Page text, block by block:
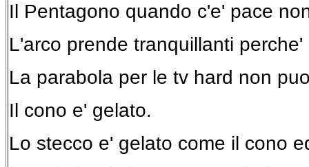
Il Pentagono quando c'e' pace
L'arco prende tranquillanti
La parabola per le tv hard non
Il cono e' gelato.
Lo stecco e' gelato come il cono